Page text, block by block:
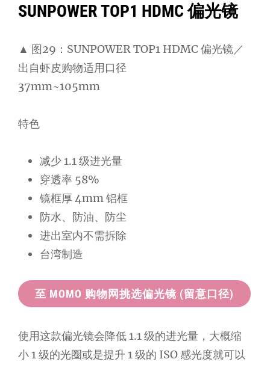
SUNPOWER TOP1 HDMC 偏光镜
▲ 图29：SUNPOWER TOP1 HDMC 偏光镜／
出自虾皮购物适用口径
37mm~105mm
特色
减少 1.1 级进光量
穿透率 58%
镜框厚 4mm 铝框
防水、防油、防尘
进出室内不需拆除
台湾制造
至 MOMO 购物网挑选偏光镜 (留意口径)
使用这款偏光镜会降低 1.1 级的进光量，大概缩
小 1 级的光圈或是提升 1 级的 ISO 感光度就可以